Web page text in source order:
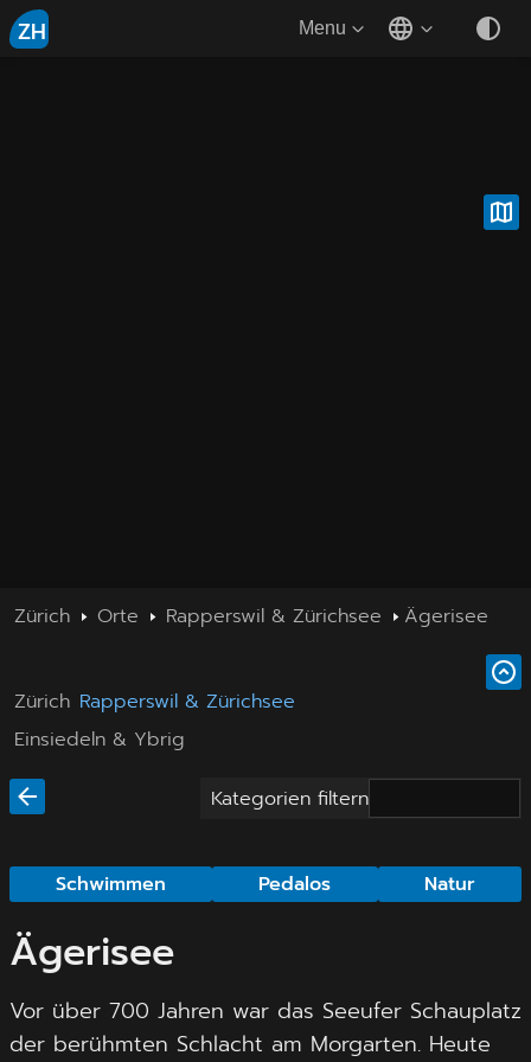
ZH Menu
Zürich Orte Rapperswil & Zürichsee Ägerisee
Zürich Rapperswil & Zürichsee
Einsiedeln & Ybrig
Kategorien filtern
Schwimmen Pedalos Natur
Ägerisee
Vor über 700 Jahren war das Seeufer Schauplatz
der berühmten Schlacht am Morgarten. Heute